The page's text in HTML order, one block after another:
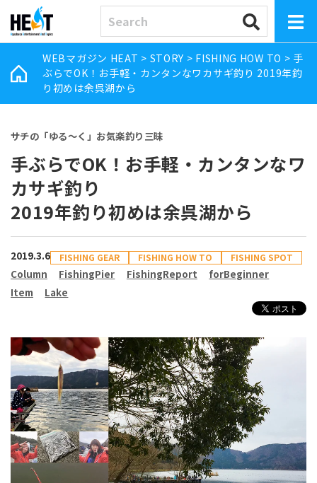
WEBマガジン HEAT > STORY > FISHING HOW TO > 手
ぶらでOK！お手軽・カンタンなワカサギ釣り 2019年釣
り初めは余呉湖から
サチの「ゆる～く」お気楽釣り三昧
手ぶらでOK！お手軽・カンタンなワ
カサギ釣り
2019年釣り初めは余呉湖から
2019.3.6 FISHING GEAR FISHING HOW TO FISHING SPOT
Column FishingPier FishingReport
forBeginner
Item
Lake